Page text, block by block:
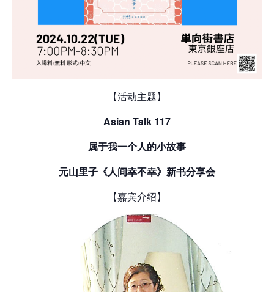
【活动主题】
Asian Talk 117
属于我一个人的小故事
元山里子《人间幸不幸》新书分享会
【嘉宾介绍】